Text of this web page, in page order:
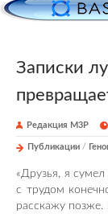
Записки
Редакция М3Р
Публикации /
«Друзья, я
с трудом
расскажу позже.